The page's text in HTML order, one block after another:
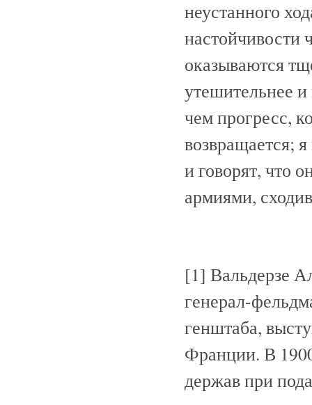
неустанного
настойчивости
оказываются
утешительнее
чем прогресс,
возвращается;
и говорят, что
армиями,
[1] Вальдерзе
генерал-
генштаба,
Франции. В
держав при